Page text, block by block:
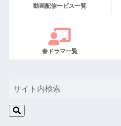
動画配信ービス一覧
春ドラマ一覧